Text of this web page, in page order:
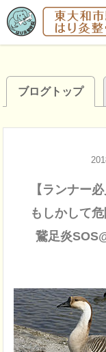
ブログトップ
【ランナー
もしかして
鵞足炎